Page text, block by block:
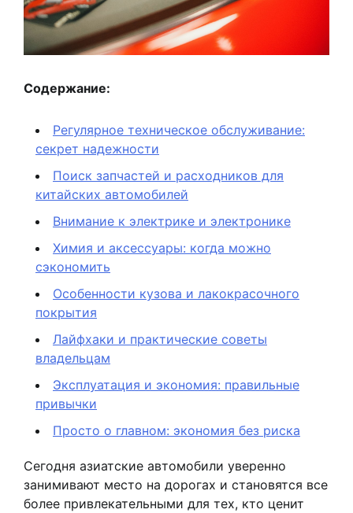
Содержание:
Регулярное техническое обслуживание:
секрет надежности
Поиск запчастей и расходников для
китайских автомобилей
Внимание к электрике и электронике
Химия и аксессуары: когда можно
сэкономить
Особенности кузова и лакокрасочного
покрытия
Лайфхаки и практические советы
владельцам
Эксплуатация и экономия: правильные
привычки
Просто о главном: экономия без риска
Сегодня азиатские автомобили уверенно
занимивают место на дорогах и становятся все
более привлекательными для тех, кто ценит